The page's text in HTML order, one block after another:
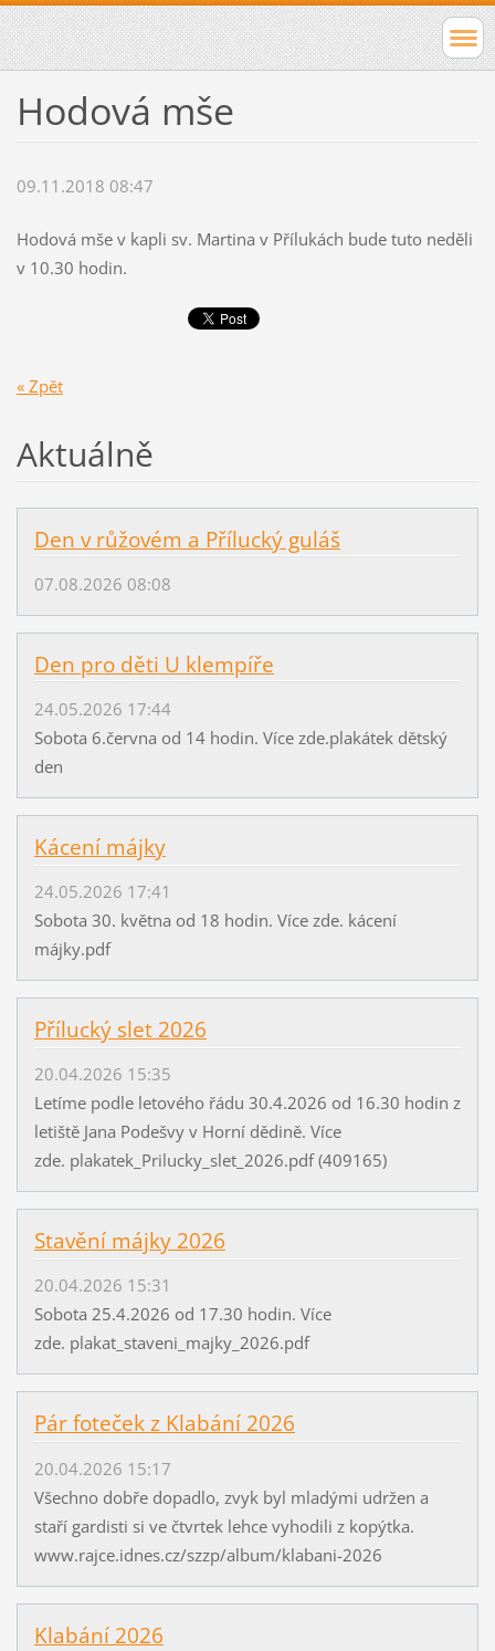
Hodová mše
09.11.2018 08:47
Hodová mše v kapli sv. Martina v Přílukách bude tuto neděli
v 10.30 hodin.
« Zpět
Aktuálně
Den v růžovém a Přílucký guláš
07.08.2026 08:08
Den pro děti U klempíře
24.05.2026 17:44
Sobota 6.června od 14 hodin. Více zde.plakátek dětský
den
Kácení májky
24.05.2026 17:41
Sobota 30. května od 18 hodin. Více zde. kácení
májky.pdf
Přílucký slet 2026
20.04.2026 15:35
Letíme podle letového řádu 30.4.2026 od 16.30 hodin z
letiště Jana Podešvy v Horní dědině. Více
zde. plakatek_Prilucky_slet_2026.pdf (409165)
Stavění májky 2026
20.04.2026 15:31
Sobota 25.4.2026 od 17.30 hodin. Více
zde. plakat_staveni_majky_2026.pdf
Pár foteček z Klabání 2026
20.04.2026 15:17
Všechno dobře dopadlo, zvyk byl mladými udržen a
staří gardisti si ve čtvrtek lehce vyhodili z kopýtka.
www.rajce.idnes.cz/szzp/album/klabani-2026
Klabání 2026